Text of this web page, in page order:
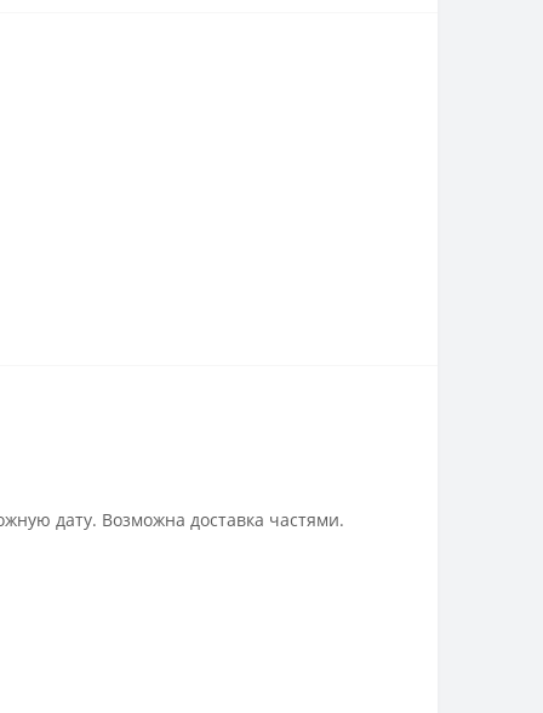
дату. Возможна доставка частями.